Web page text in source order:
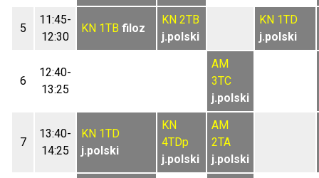
5
11:45-
12:30
KN 1TB filoz
KN 2TB
j.polski
KN 1TD
j.polski
6
12:40-
13:25
AM
3TC
j.polski
7
13:40-
14:25
KN 1TD
j.polski
KN
4TDp
j.polski
AM
2TA
j.polski